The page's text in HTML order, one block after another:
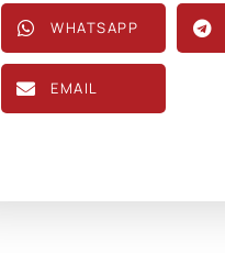
WHATSAPP
EMAIL